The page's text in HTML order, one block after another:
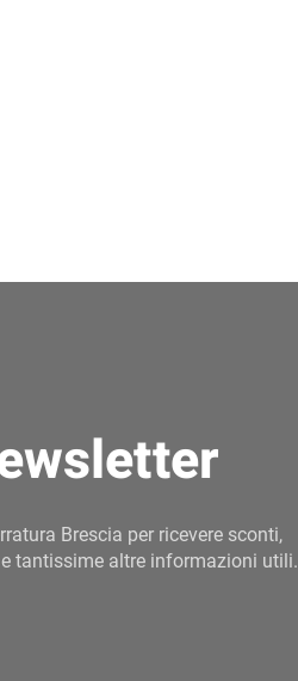
Brescia per ricevere sconti,
tantissime altre informazioni utili.